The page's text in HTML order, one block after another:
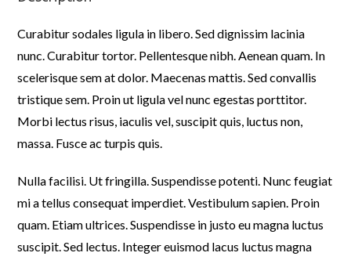
Curabitur sodales ligula in libero. Sed dignissim lacinia
nunc. Curabitur tortor. Pellentesque nibh. Aenean quam. In
scelerisque sem at dolor. Maecenas mattis. Sed convallis
tristique sem. Proin ut ligula vel nunc egestas porttitor.
Morbi lectus risus, iaculis vel, suscipit quis, luctus non,
massa. Fusce ac turpis quis.
Nulla facilisi. Ut fringilla. Suspendisse potenti. Nunc feugiat
mi a tellus consequat imperdiet. Vestibulum sapien. Proin
quam. Etiam ultrices. Suspendisse in justo eu magna luctus
suscipit. Sed lectus. Integer euismod lacus luctus magna